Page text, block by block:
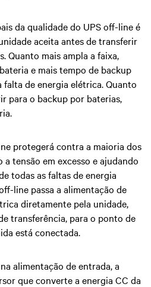
da qualidade do UPS off-line é
aceita antes de transferir
Quanto mais ampla a faixa,
e mais tempo de backup
de energia elétrica. Quanto
para o backup por baterias,
protegerá contra a maioria dos
tensão em excesso e ajudando
todas as faltas de energia
line passa a alimentação de
diretamente pela unidade,
transferência, para o ponto de
está conectada.
alimentação de entrada, a
que converte a energia CC da